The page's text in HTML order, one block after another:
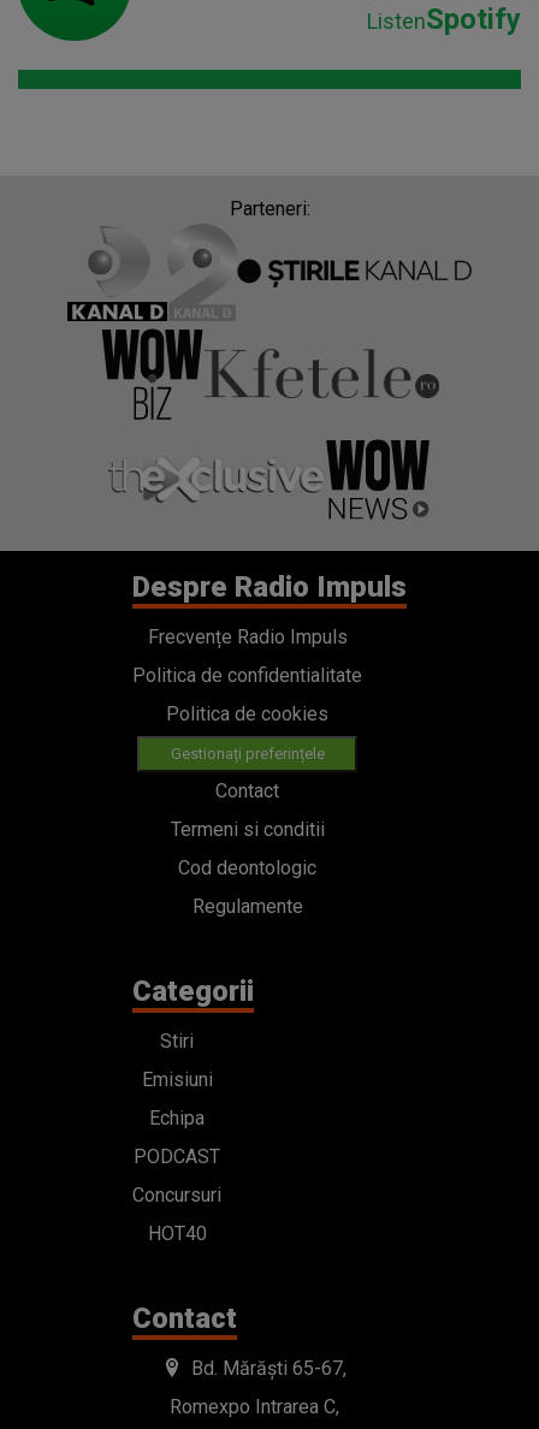
ListenSpotify
Parteneri:
Despre Radio Impuls
Frecvențe Radio Impuls
Politica de confidentialitate
Politica de cookies
Gestionați preferințele
Contact
Termeni si conditii
Cod deontologic
Regulamente
Categorii
Stiri
Emisiuni
Echipa
PODCAST
Concursuri
HOT40
Contact
Bd. Mărăști 65-67,
Romexpo Intrarea C,